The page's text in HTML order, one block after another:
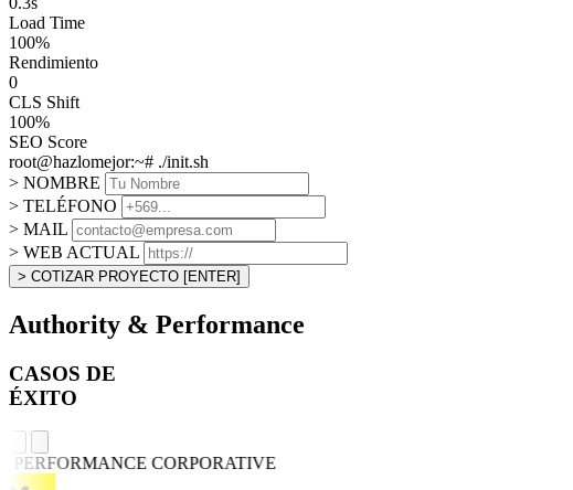
Load Time
100%
Rendimiento
0
CLS Shift
100%
SEO Score
root@hazlomejor:~# ./init.sh
> NOMBRE
> TELÉFONO
> MAIL
> WEB ACTUAL
> COTIZAR PROYECTO [ENTER]
Authority & Performance
CASOS DE
ÉXITO
PERFORMANCECORPORATIVE